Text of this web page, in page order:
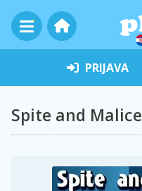
PRIJAVA
Spite and Malice